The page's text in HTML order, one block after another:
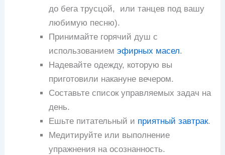
до бега трусцой, или танцев под вашу
любимую песню).
Принимайте горячий душ с
использованиемэфирных масел.
Надевайте одежду, которую вы
приготовили накануне вечером.
Составьте список управляемых задач на
день.
Ешьте питательный и приятный завтрак.
Медитируйте или выполнение
упражнения на осознанность.